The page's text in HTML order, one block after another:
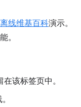
离线维基百科演示。
。
该标签页中。